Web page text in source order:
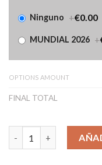
Ninguno +€0.00
MUNDIAL 2026 +
OPTIONS AMOUNT
FINAL TOTAL
Camiseta Francia